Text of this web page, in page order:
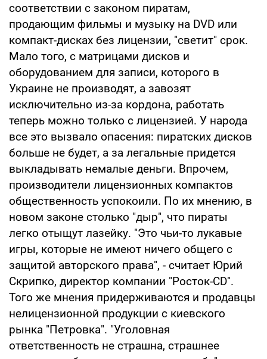
соответствии с законом пиратам,
продающим фильмы и музыку на DVD или
компакт-дисках без лицензии, "светит" срок.
Мало того, с матрицами дисков и
оборудованием для записи, которого в
Украине не производят, а завозят
исключительно из-за кордона, работать
теперь можно только с лицензией. У народа
все это вызвало опасения: пиратских дисков
больше не будет, а за легальные придется
выкладывать немалые деньги. Впрочем,
производители лицензионных компактов
общественность успокоили. По их мнению, в
новом законе столько "дыр", что пираты
легко отыщут лазейку. "Это чьи-то лукавые
игры, которые не имеют ничего общего с
защитой авторского права", - считает Юрий
Скрипко, директор компании "Росток-CD".
Того же мнения придерживаются и продавцы
нелицензионной продукции с киевского
рынка "Петровка". "Уголовная
ответственность не страшна, страшнее